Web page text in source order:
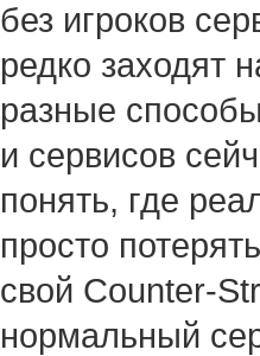
без игроков
редко заходят
разные
и сервисов
понять, где
просто
свой Counter-
нормальный